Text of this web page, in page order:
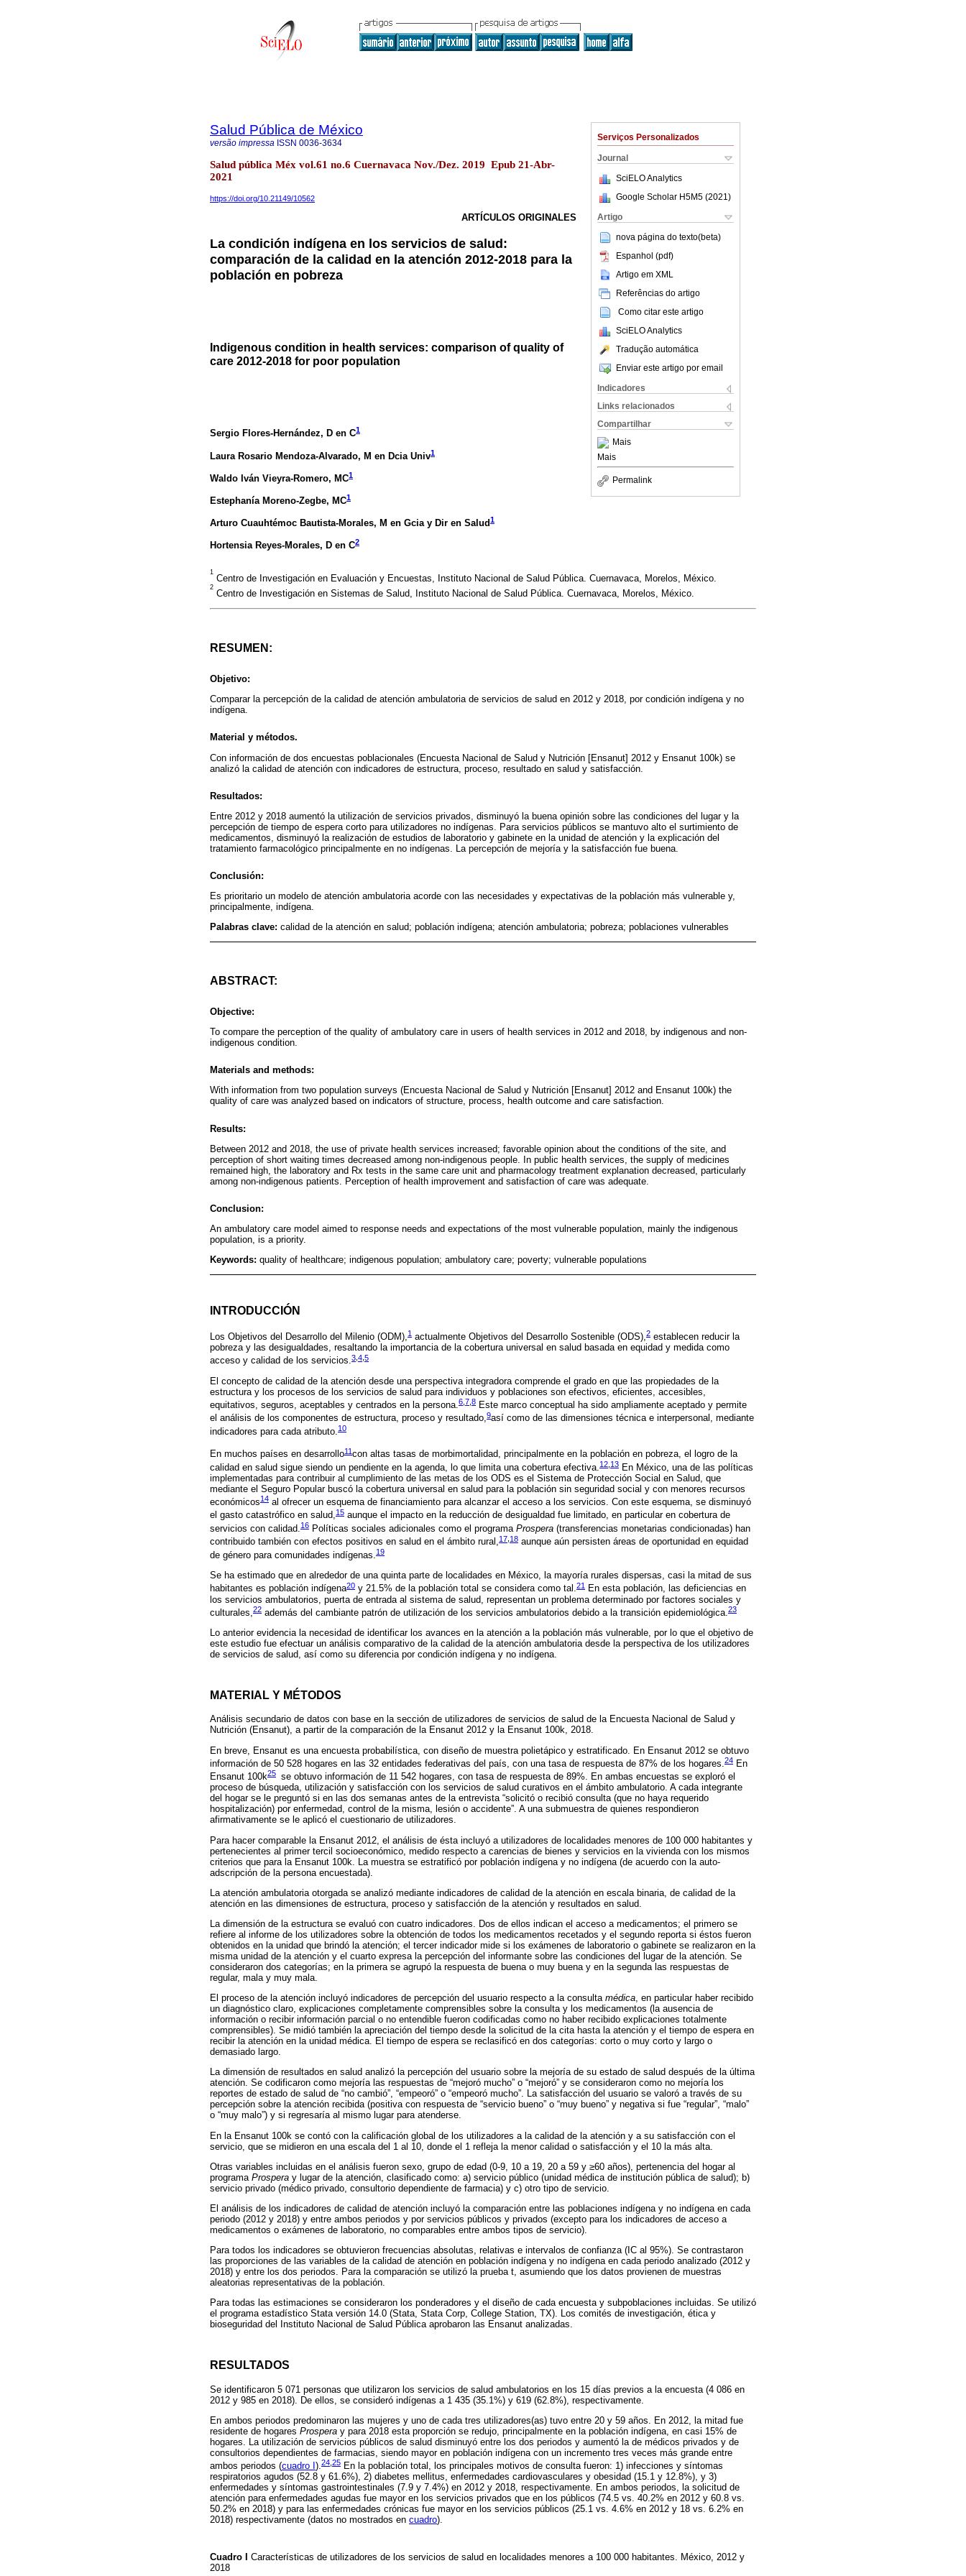
Serviços Personalizados
Journal
SciELO Analytics
Google Scholar H5M5 (2021 )
Artigo
nova página do texto(beta)
Espanhol (pdf)
Artigo em XML
Referências do artigo
Como citar este artigo
SciELO Analytics
Tradução automática
Enviar este artigo por email
Indicadores
Links relacionados
Compartilhar
Mais
Mais
Permalink
Salud Pública de México
versão impressa ISSN 0036-3634
Salud pública Méx vol.61 no.6 Cuernavaca Nov./Dez. 2019 Epub 21-Abr-
2021
https://doi.org/10.21149/10562
ARTÍCULOS ORIGINALES
La condición indígena en los servicios de salud:
comparación de la calidad en la atención 2012-2018 para la
población en pobreza
Indigenous condition in health services: comparison of quality of
care 2012-2018 for poor population
Sergio Flores-Hernández, D en C1
Laura Rosario Mendoza-Alvarado, M en Dcia Univ1
Waldo Iván Vieyra-Romero, MC1
Estephanía Moreno-Zegbe, MC1
Arturo Cuauhtémoc Bautista-Morales, M en Gcia y Dir en Salud1
Hortensia Reyes-Morales, D en C2
1
Centro de Investigación en Evaluación y Encuestas, Instituto Nacional de Salud Pública. Cuernavaca, Morelos, México.
2
Centro de Investigación en Sistemas de Salud, Instituto Nacional de Salud Pública. Cuernavaca, Morelos, México.
RESUMEN:
Objetivo:
Comparar la percepción de la calidad de atención ambulatoria de servicios de salud en 2012 y 2018, por condición indígena y no
indígena.
Material y métodos.
Con información de dos encuestas poblacionales (Encuesta Nacional de Salud y Nutrición [Ensanut] 2012 y Ensanut 100k) se
analizó la calidad de atención con indicadores de estructura, proceso, resultado en salud y satisfacción.
Resultados:
Entre 2012 y 2018 aumentó la utilización de servicios privados, disminuyó la buena opinión sobre las condiciones del lugar y la
percepción de tiempo de espera corto para utilizadores no indígenas. Para servicios públicos se mantuvo alto el surtimiento de
medicamentos, disminuyó la realización de estudios de laboratorio y gabinete en la unidad de atención y la explicación del
tratamiento farmacológico principalmente en no indígenas. La percepción de mejoría y la satisfacción fue buena.
Conclusión:
Es prioritario un modelo de atención ambulatoria acorde con las necesidades y expectativas de la población más vulnerable y,
principalmente, indígena.
Palabras clave: calidad de la atención en salud; población indígena; atención ambulatoria; pobreza; poblaciones vulnerables
ABSTRACT:
Objective:
To compare the perception of the quality of ambulatory care in users of health services in 2012 and 2018, by indigenous and non-
indigenous condition.
Materials and methods:
With information from two population surveys (Encuesta Nacional de Salud y Nutrición [Ensanut] 2012 and Ensanut 100k) the
quality of care was analyzed based on indicators of structure, process, health outcome and care satisfaction.
Results:
Between 2012 and 2018, the use of private health services increased; favorable opinion about the conditions of the site, and
perception of short waiting times decreased among non-indigenous people. In public health services, the supply of medicines
remained high, the laboratory and Rx tests in the same care unit and pharmacology treatment explanation decreased, particularly
among non-indigenous patients. Perception of health improvement and satisfaction of care was adequate.
Conclusion:
An ambulatory care model aimed to response needs and expectations of the most vulnerable population, mainly the indigenous
population, is a priority.
Keywords: quality of healthcare; indigenous population; ambulatory care; poverty; vulnerable populations
INTRODUCCIÓN
Los Objetivos del Desarrollo del Milenio (ODM),1 actualmente Objetivos del Desarrollo Sostenible (ODS),2 establecen reducir la
pobreza y las desigualdades, resaltando la importancia de la cobertura universal en salud basada en equidad y medida como
acceso y calidad de los servicios.3 4 5
El concepto de calidad de la atención desde una perspectiva integradora comprende el grado en que las propiedades de la
estructura y los procesos de los servicios de salud para individuos y poblaciones son efectivos, eficientes, accesibles,
equitativos, seguros, aceptables y centrados en la persona.6 7 8 Este marco conceptual ha sido ampliamente aceptado y permite
el análisis de los componentes de estructura, proceso y resultado,9así como de las dimensiones técnica e interpersonal, mediante
indicadores para cada atributo.10
En muchos países en desarrollo11con altas tasas de morbimortalidad, principalmente en la población en pobreza, el logro de la
calidad en salud sigue siendo un pendiente en la agenda, lo que limita una cobertura efectiva.12 13 En México, una de las políticas
implementadas para contribuir al cumplimiento de las metas de los ODS es el Sistema de Protección Social en Salud, que
mediante el Seguro Popular buscó la cobertura universal en salud para la población sin seguridad social y con menores recursos
económicos14 al ofrecer un esquema de financiamiento para alcanzar el acceso a los servicios. Con este esquema, se disminuyó
el gasto catastrófico en salud,15 aunque el impacto en la reducción de desigualdad fue limitado, en particular en cobertura de
servicios con calidad.16 Políticas sociales adicionales como el programa Prospera (transferencias monetarias condicionadas) han
contribuido también con efectos positivos en salud en el ámbito rural,17 18 aunque aún persisten áreas de oportunidad en equidad
de género para comunidades indígenas.19
Se ha estimado que en alrededor de una quinta parte de localidades en México, la mayoría rurales dispersas, casi la mitad de sus
habitantes es población indígena20 y 21.5% de la población total se considera como tal.21
En esta población, las deficiencias en
los servicios ambulatorios, puerta de entrada al sistema de salud, representan un problema determinado por factores sociales y
culturales, 22 además del cambiante patrón de utilización de los servicios ambulatorios debido a la transición epidemiológica. 23
Lo anterior evidencia la necesidad de identificar los avances en la atención a la población más vulnerable, por lo que el objetivo de
este estudio fue efectuar un análisis comparativo de la calidad de la atención ambulatoria desde la perspectiva de los utilizadores
de servicios de salud, así como su diferencia por condición indígena y no indígena.
MATERIAL Y MÉTODOS
Análisis secundario de datos con base en la sección de utilizadores de servicios de salud de la Encuesta Nacional de Salud y
Nutrición (Ensanut), a partir de la comparación de la Ensanut 2012 y la Ensanut 100k, 2018.
En breve, Ensanut es una encuesta probabilística, con diseño de muestra polietápico y estratificado. En Ensanut 2012 se obtuvo
información de 50 528 hogares en las 32 entidades federativas del país, con una tasa de respuesta de 87% de los hogares.24 En
Ensanut 100k25 se obtuvo información de 11 542 hogares, con tasa de respuesta de 89%. En ambas encuestas se exploró el
proceso de búsqueda, utilización y satisfacción con los servicios de salud curativos en el ámbito ambulatorio. A cada integrante
del hogar se le preguntó si en las dos semanas antes de la entrevista “solicitó o recibió consulta (que no haya requerido
hospitalización) por enfermedad, control de la misma, lesión o accidente”. A una submuestra de quienes respondieron
afirmativamente se le aplicó el cuestionario de utilizadores.
Para hacer comparable la Ensanut 2012, el análisis de ésta incluyó a utilizadores de localidades menores de 100 000 habitantes y
pertenecientes al primer tercil socioeconómico, medido respecto a carencias de bienes y servicios en la vivienda con los mismos
criterios que para la Ensanut 100k. La muestra se estratificó por población indígena y no indígena (de acuerdo con la auto-
adscripción de la persona encuestada).
La atención ambulatoria otorgada se analizó mediante indicadores de calidad de la atención en escala binaria, de calidad de la
atención en las dimensiones de estructura, proceso y satisfacción de la atención y resultados en salud.
La dimensión de la estructura se evaluó con cuatro indicadores. Dos de ellos indican el acceso a medicamentos; el primero se
refiere al informe de los utilizadores sobre la obtención de todos los medicamentos recetados y el segundo reporta si éstos fueron
obtenidos en la unidad que brindó la atención; el tercer indicador mide si los exámenes de laboratorio o gabinete se realizaron en la
misma unidad de la atención y el cuarto expresa la percepción del informante sobre las condiciones del lugar de la atención. Se
consideraron dos categorías; en la primera se agrupó la respuesta de buena o muy buena y en la segunda las respuestas de
regular, mala y muy mala.
El proceso de la atención incluyó indicadores de percepción del usuario respecto a la consulta médica, en particular haber recibido
un diagnóstico claro, explicaciones completamente comprensibles sobre la consulta y los medicamentos (la ausencia de
información o recibir información parcial o no entendible fueron codificadas como no haber recibido explicaciones totalmente
comprensibles). Se midió también la apreciación del tiempo desde la solicitud de la cita hasta la atención y el tiempo de espera en
recibir la atención en la unidad médica. El tiempo de espera se reclasificó en dos categorías: corto o muy corto y largo o
demasiado largo.
La dimensión de resultados en salud analizó la percepción del usuario sobre la mejoría de su estado de salud después de la última
atención. Se codificaron como mejoría las respuestas de “mejoró mucho” o “mejoró” y se consideraron como no mejoría los
reportes de estado de salud de “no cambió”, “empeoró” o “empeoró mucho”. La satisfacción del usuario se valoró a través de su
percepción sobre la atención recibida (positiva con respuesta de “servicio bueno” o “muy bueno” y negativa si fue “regular”, “malo”
o “muy malo”) y si regresaría al mismo lugar para atenderse.
En la Ensanut 100k se contó con la calificación global de los utilizadores a la calidad de la atención y a su satisfacción con el
servicio, que se midieron en una escala del 1 al 10, donde el 1 refleja la menor calidad o satisfacción y el 10 la más alta.
Otras variables incluidas en el análisis fueron sexo, grupo de edad (0-9, 10 a 19, 20 a 59 y ≥60 años), pertenencia del hogar al
programa Prospera y lugar de la atención, clasificado como: a) servicio público (unidad médica de institución pública de salud); b)
servicio privado (médico privado, consultorio dependiente de farmacia) y c) otro tipo de servicio.
El análisis de los indicadores de calidad de atención incluyó la comparación entre las poblaciones indígena y no indígena en cada
periodo (2012 y 2018) y entre ambos periodos y por servicios públicos y privados (excepto para los indicadores de acceso a
medicamentos o exámenes de laboratorio, no comparables entre ambos tipos de servicio).
Para todos los indicadores se obtuvieron frecuencias absolutas, relativas e intervalos de confianza (IC al 95%). Se contrastaron
las proporciones de las variables de la calidad de atención en población indígena y no indígena en cada periodo analizado (2012 y
2018) y entre los dos periodos. Para la comparación se utilizó la prueba t, asumiendo que los datos provienen de muestras
aleatorias representativas de la población.
Para todas las estimaciones se consideraron los ponderadores y el diseño de cada encuesta y subpoblaciones incluidas. Se utilizó
el programa estadístico Stata versión 14.0 (Stata, Stata Corp, College Station, TX). Los comités de investigación, ética y
bioseguridad del Instituto Nacional de Salud Pública aprobaron las Ensanut analizadas.
RESULTADOS
Se identificaron 5 071 personas que utilizaron los servicios de salud ambulatorios en los 15 días previos a la encuesta (4 086 en
2012 y 985 en 2018). De ellos, se consideró indígenas a 1 435 (35.1%) y 619 (62.8%), respectivamente.
En ambos periodos predominaron las mujeres y uno de cada tres utilizadores(as) tuvo entre 20 y 59 años. En 2012, la mitad fue
residente de hogares Prospera y para 2018 esta proporción se redujo, principalmente en la población indígena, en casi 15% de
hogares. La utilización de servicios públicos de salud disminuyó entre los dos periodos y aumentó la de médicos privados y de
consultorios dependientes de farmacias, siendo mayor en población indígena con un incremento tres veces más grande entre
ambos periodos (cuadro I ).24 25 En la población total, los principales motivos de consulta fueron: 1) infecciones y síntomas
respiratorios agudos (52.8 y 61.6%), 2) diabetes mellitus, enfermedades cardiovasculares y obesidad (15.1 y 12.8%), y 3)
enfermedades y síntomas gastrointestinales (7.9 y 7.4%) en 2012 y 2018, respectivamente. En ambos periodos, la solicitud de
atención para enfermedades agudas fue mayor en los servicios privados que en los públicos (74.5 vs. 40.2% en 2012 y 60.8 vs.
50.2% en 2018) y para las enfermedades crónicas fue mayor en los servicios públicos (25.1 vs. 4.6% en 2012 y 18 vs. 6.2% en
2018) respectivamente (datos no mostrados en cuadro).
Cuadro I Características de utilizadores de los servicios de salud en localidades menores a 100 000 habitantes. México, 2012 y
2018